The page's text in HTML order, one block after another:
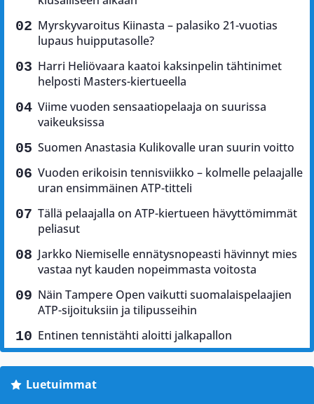
Myrskyvaroitus Kiinasta – palasiko 21-vuotias
lupaus huipputasolle?
Harri Heliövaara kaatoi kaksinpelin tähtinimet
helposti Masters-kiertueella
Viime vuoden sensaatiopelaaja on suurissa
vaikeuksissa
Suomen Anastasia Kulikovalle uran suurin voitto
Vuoden erikoisin tennisviikko – kolmelle pelaajalle
uran ensimmäinen ATP-titteli
Tällä pelaajalla on ATP-kiertueen hävyttömimmät
peliasut
Jarkko Niemiselle ennätysnopeasti hävinnyt mies
vastaa nyt kauden nopeimmasta voitosta
Näin Tampere Open vaikutti suomalaispelaajien
ATP-sijoituksiin ja tilipusseihin
Entinen tennistähti aloitti jalkapallon
Luetuimmat